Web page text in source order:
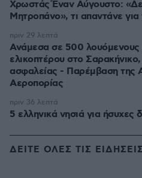
Χρωστάς Έναν Αύγουστο:
Μητροπάνο», τι απαντάνε
Ανάμεσα σε 500 λουόμενους
ελικοπτέρου στο
ασφαλείας - Παρέμβαση της
Αεροπορίας
πριν 29 λεπτά
5 ελληνικά νησιά για ήσυχες
πριν 36 λεπτά
ΔΕΙΤΕ ΟΛΕΣ ΤΙΣ ΕΙΔΗΣΕΙΣ